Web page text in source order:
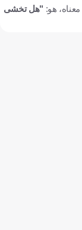
هو: "هل تخشى